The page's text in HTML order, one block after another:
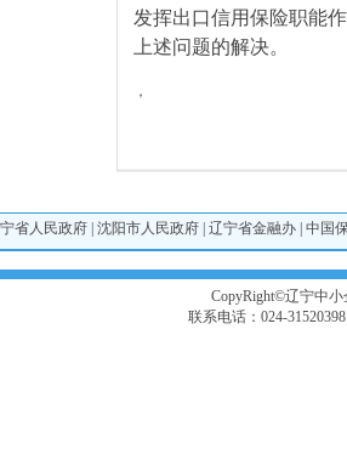
发挥出口信用保险职能
上述问题的解决。
，
省人民政府 沈阳市人民政府 辽宁省金融办 中国
CopyRight©辽宁中小
联系电话：024-